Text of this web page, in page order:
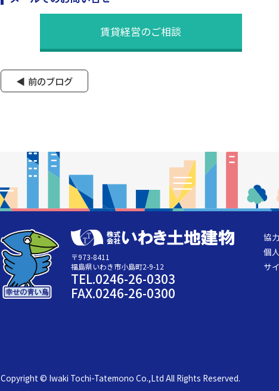
賃貸経営のご相談
前のブログ
〒973-8411
福島県いわき市小島町2-9-12
TEL.0246-26-0303
FAX.0246-26-0300
協
個
サ
Copyright © Iwaki Tochi-Tatemono Co.,Ltd All Rights Reserved.